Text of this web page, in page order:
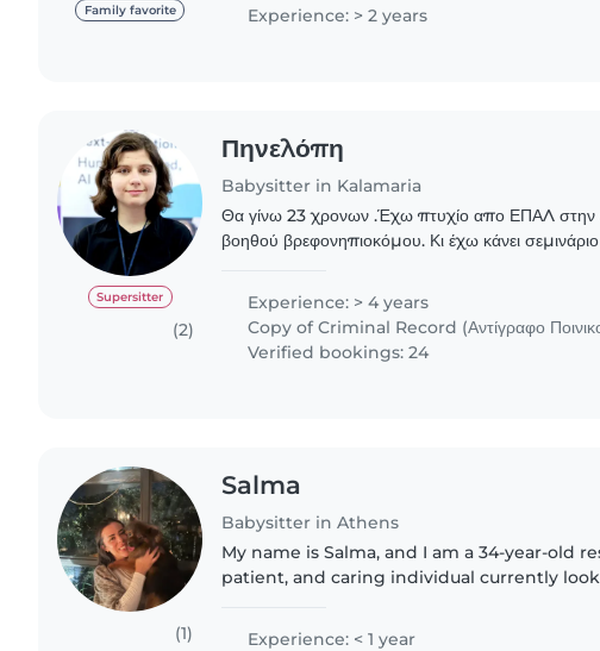
Family favorite
Experience: > 2 years
Supersitter
(2)
Πηνελόπη
Babysitter in Kalamaria
Θα γίνω 23 χρονων .Έχω πτυχίο απο ΕΠΑΛ στην
βοηθού βρεφονηπιοκόμου. Κι έχω κάνει σεμινάριο
σεμινάριο πρώτων..
Experience: > 4 years
Copy of Criminal Record (Αντίγραφο
Verified bookings: 24
(1)
Salma
Babysitter in Athens
My name is Salma, and I am a 34-year-old
patient, and caring individual currently
highly motivated to..
Experience: < 1 year